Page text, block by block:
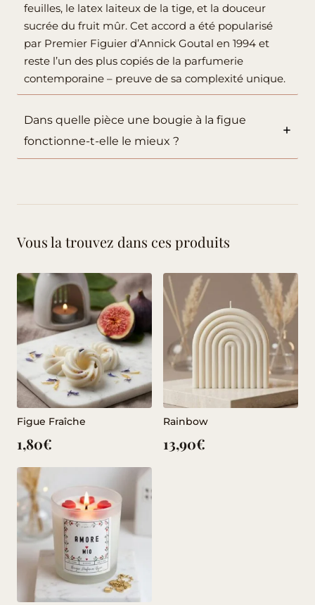
feuilles, le latex laiteux de la tige, et la douceur
sucrée du fruit mûr. Cet accord a été popularisé
par Premier Figuier d’Annick Goutal en 1994 et
reste l’un des plus copiés de la parfumerie
contemporaine – preuve de sa complexité unique.
Dans quelle pièce une bougie à la figue
fonctionne-t-elle le mieux ?
Vous la trouvez dans ces produits
Figue Fraîche
1,80€
Rainbow
13,90€